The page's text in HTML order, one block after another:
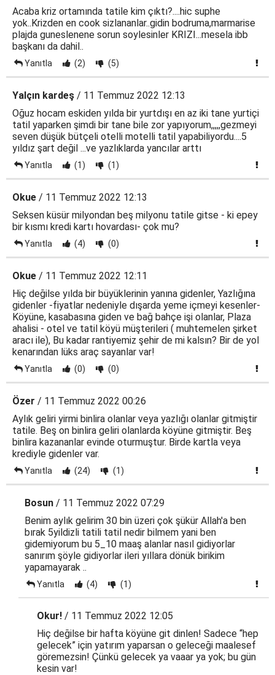
Acaba kriz ortamında tatile kim çıktı?....hic suphe
yok..Krizden en cook sizlananlar..gidin bodruma,marmarise
plajda guneslenene sorun soylesinler KRIZI...mesela ibb
başkanı da dahil..
Yanıtla (2) (5)
Yalçın kardeş / 11 Temmuz 2022 12:13
Oğuz hocam eskiden yılda bir yurtdışı en az iki tane yurtiçi
tatil yaparken şimdi bir tane bile zor yapıyorum,,,,,gezmeyi
seven düşük bütçeli otelli motelli tatil yapabiliyordu....5
yıldız şart değil ...ve yazlıklarda yancılar arttı
Yanıtla (1) (1)
Okue / 11 Temmuz 2022 12:13
Seksen küsür milyondan beş milyonu tatile gitse - ki epey
bir kısmı kredi kartı hovardası- çok mu?
Yanıtla (4) (0)
Okue / 11 Temmuz 2022 12:11
Hiç değilse yılda bir büyüklerinin yanına gidenler, Yazlığına
gidenler -fiyatlar nedeniyle dışarda yeme içmeyi kesenler-
Köyüne, kasabasına giden ve bağ bahçe işi olanlar, Plaza
ahalisi - otel ve tatil köyü müşterileri ( muhtemelen şirket
aracı ile), Bu kadar rantiyemiz şehir de mi kalsın? Bir de yol
kenarından lüks araç sayanlar var!
Yanıtla (0) (0)
Özer / 11 Temmuz 2022 00:26
Aylık geliri yirmi binlira olanlar veya yazlığı olanlar gitmiştir
tatile. Beş on binlira geliri olanlarda köyüne gitmiştir. Beş
binlira kazananlar evinde oturmuştur. Birde kartla veya
krediyle gidenler var.
Yanıtla (24) (1)
Bosun / 11 Temmuz 2022 07:29
Benim aylık gelirim 30 bin üzeri çok şükür Allah'a ben
bırak 5yildizli tatili tatil nedir bilmem yani ben
gidemiyorum bu 5_10 maaş alanlar nasıl gidiyorlar
sanırım şöyle gidiyorlar ileri yıllara dönük birikim
yapamayarak ..
Yanıtla (4) (1)
Okur! / 11 Temmuz 2022 12:05
Hiç değilse bir hafta köyüne git dinlen! Sadece “hep
gelecek” için yatırım yaparsan o geleceği maalesef
göremezsin! Çünkü gelecek ya vaaar ya yok; bu gün
kesin var!